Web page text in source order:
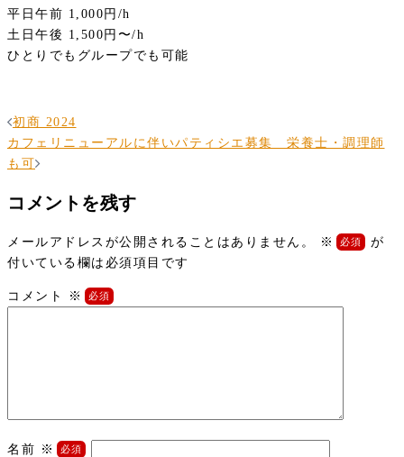
平日午前 1,000円/h
土日午後 1,500円〜/h
ひとりでもグループでも可能
投
稿
ナ
ビ
ー
シ
ョ
初商 2024
カフェリニューアルに伴いパティシエ募集 栄養士・調理師
も可
コメントを残す
メールアドレスが公開されることはありません。 ※
が
付いている欄は必須項目です
コメント ※
名前 ※